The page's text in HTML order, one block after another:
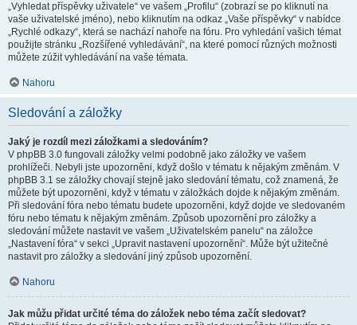
„Vyhledat příspěvky uživatele“ ve vašem „Profilu“ (zobrazí se po kliknutí na
vaše uživatelské jméno), nebo kliknutím na odkaz „Vaše příspěvky“ v nabídce
„Rychlé odkazy“, která se nachází nahoře na fóru. Pro vyhledání vašich témat
použijte stránku „Rozšířené vyhledávání“, na které pomocí různých možnosti
můžete zúžit vyhledávání na vaše témata.
Nahoru
Sledování a záložky
Jaký je rozdíl mezi záložkami a sledováním?
V phpBB 3.0 fungovali záložky velmi podobně jako záložky ve vašem
prohlížeči. Nebyli jste upozorněni, když došlo v tématu k nějakým změnám. V
phpBB 3.1 se záložky chovají stejně jako sledování tématu, což znamená, že
můžete být upozorněni, když v tématu v záložkách dojde k nějakým změnám.
Při sledování fóra nebo tématu budete upozorněni, když dojde ve sledovaném
fóru nebo tématu k nějakým změnám. Způsob upozornění pro záložky a
sledování můžete nastavit ve vašem „Uživatelském panelu“ na záložce
„Nastavení fóra“ v sekci „Upravit nastavení upozornění“. Může být užitečné
nastavit pro záložky a sledování jiný způsob upozornění.
Nahoru
Jak můžu přidat určité téma do záložek nebo téma začít sledovat?